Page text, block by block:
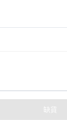
缺貨